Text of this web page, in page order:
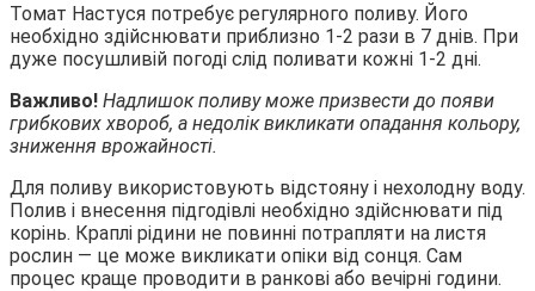
Томат Настуся потребує регулярного поливу. Його
необхідно здійснювати приблизно 1-2 рази в 7 днів. При
дуже посушливій погоді слід поливати кожні 1-2 дні.
Важливо! Надлишок поливу може призвести до появи
грибкових хвороб, а недолік викликати опадання кольору,
зниження врожайності.
Для поливу використовують відстояну і нехолодну воду.
Полив і внесення підгодівлі необхідно здійснювати під
корінь. Краплі рідини не повинні потрапляти на листя
рослин — це може викликати опіки від сонця. Сам
процес краще проводити в ранкові або вечірні години.